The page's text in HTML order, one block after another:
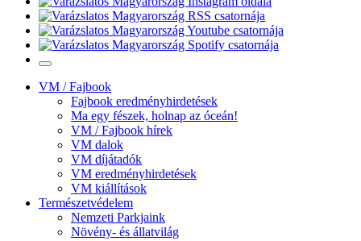
VM / Fajbook
Fajbook eredményhirdetések
Ma egy fészek, holnap az óceán!
VM / Fajbook hírek
VM dalok
VM díjátadók
VM eredményhirdetések
VM kiállítások
Természetvédelem
Nemzeti Parkjaink
Növény- és állatvilág